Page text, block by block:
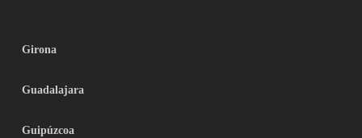
Girona
Guadalajara
Guipúzcoa